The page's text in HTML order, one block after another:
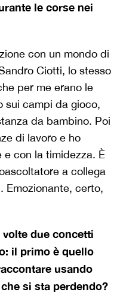
le corse nei
con un mondo di
Ciotti, lo stesso
per me erano le
sui campi da gioco,
da bambino. Poi
di lavoro e ho
e con la timidezza. È
a collega
Emozionante, certo,
due concetti
il primo è quello
usando
si sta perdendo?